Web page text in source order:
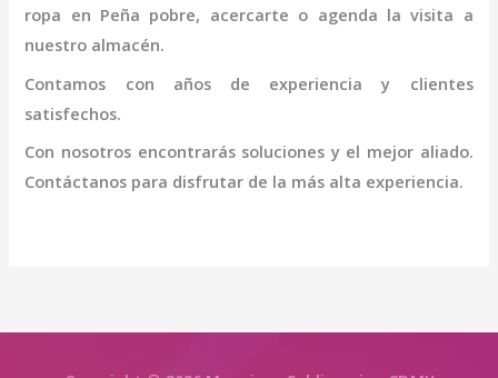
ropa en Peña pobre, acercarte o agenda la visita a
nuestro almacén.
Contamos con años de experiencia y clientes
satisfechos.
Con nosotros encontrarás soluciones y el mejor aliado.
Contáctanos para disfrutar de la más alta experiencia.